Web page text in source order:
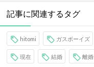
記事に関連するタグ
hitomi ガスボーイズ
現在 結婚 離婚